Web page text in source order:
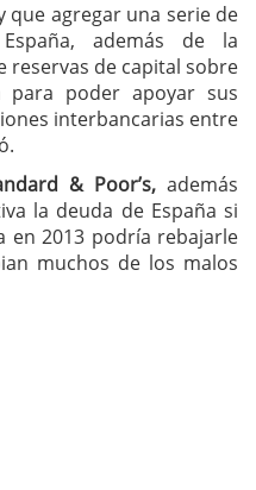
que agregar una serie de
además de la
reservas de capital sobre
para poder apoyar sus
interbancarias entre
& Poor’s, además
la deuda de España si
en 2013 podría rebajarle
muchos de los malos